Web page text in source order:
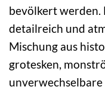
bevölkert werden.
detailreich und
Mischung aus
grotesken,
unverwechselbare